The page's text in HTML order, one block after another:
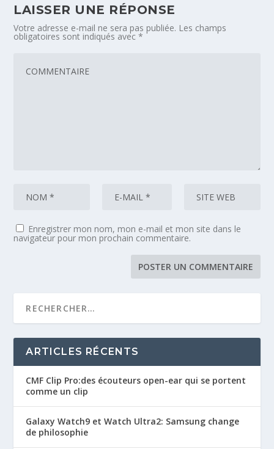
LAISSER UNE RÉPONSE
Votre adresse e-mail ne sera pas publiée. Les champs
obligatoires sont indiqués avec*
Enregistrer mon nom, mon e-mail et mon site dans le
navigateur pour mon prochain commentaire.
ARTICLES RÉCENTS
CMF Clip Pro:des écouteurs open-ear qui se portent
comme un clip
Galaxy Watch9 et Watch Ultra2: Samsung change
de philosophie